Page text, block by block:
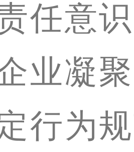
任意
业凝
行为